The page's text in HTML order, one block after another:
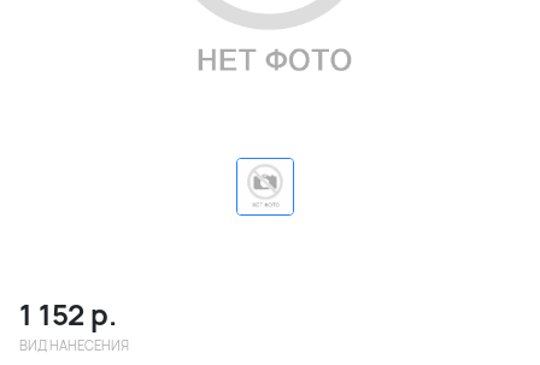
1 152 р.
ВИД НАНЕСЕНИЯ